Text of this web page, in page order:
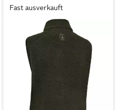
Fast ausverkauft
DEERHUNTER
Fleeceweste Damen
Fleeceweste Atlas
42,99 € UVP 49,99 €